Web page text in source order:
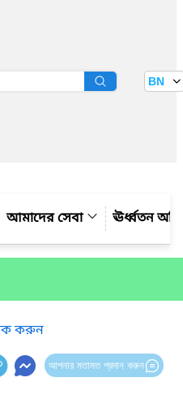
বাতায়ন BN
আমাদের সেবা ঊর্ধ্বতন
করুন
আপনার মতামত প্রদান করুন